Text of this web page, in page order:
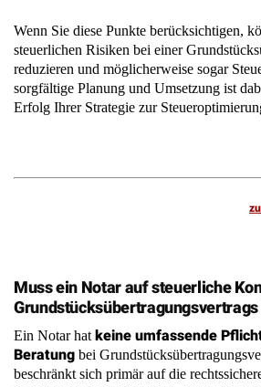
sorgfältige Planung und Umsetzung ist
Erfolg Ihrer Strategie zur
Beratungbei
beschränkt sich primär auf die
Beurkundung des Vertrages. Allerdings
spezifische steuerliche
beachten muss.